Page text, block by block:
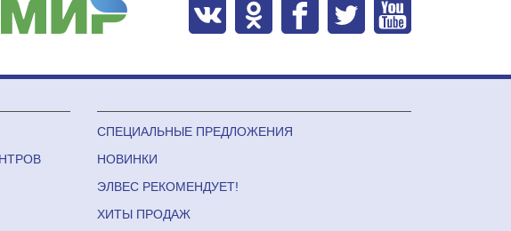
СПЕЦИАЛЬНЫЕ ПРЕДЛОЖЕНИЯ
НОВИНКИ
ЭЛВЕС РЕКОМЕНДУЕТ!
ХИТЫ ПРОДАЖ